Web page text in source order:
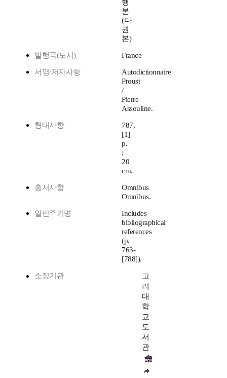
행
본
(다
권
본)
발행국(도시) France
서명/저자사항
Autodictionnaire
Proust
/
Pierre
Assouline.
형태사항
787,
[1]
p.
;
20
cm.
총서사항
Omnibus
Omnibus.
일반주기명
Includes
bibliographical
references
(p.
763-
[788]).
소장기관
고
려
대
학
교
도
서
관